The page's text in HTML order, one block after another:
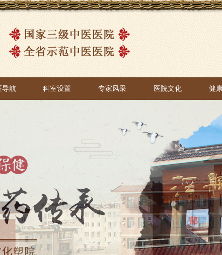
导航 科室设置 专家风采 医院文化 健